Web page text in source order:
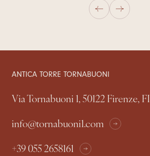
ANTICA TORRE TORNABUONI
Via Tornabuoni 1, 50122 Firenze, FI
info@tornabuoni1.com
+39 055 2658161